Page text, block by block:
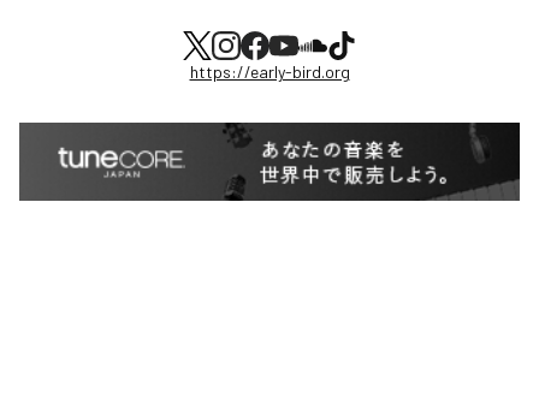
https://early-bird.org